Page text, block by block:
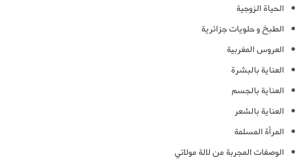
الحياة الزوجية
الطبخ و حلويات جزائرية
العروس المغربية
العناية بالبشرة
العناية بالجسم
العناية بالشعر
المرأة المسلمة
الوصفات المجربة من لالة مولاتي